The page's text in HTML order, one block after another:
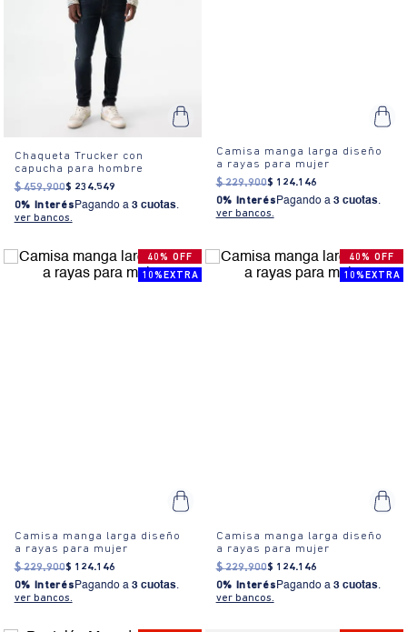
Chaqueta Trucker con
capucha para hombre
$ 459.900$ 234.549
0% Interés Pagando a 3 cuotas.
ver bancos.
Camisa manga larga diseño
a rayas para mujer
$ 229.900$ 124.146
0% Interés Pagando a 3 cuotas.
ver bancos.
40% OFF
10%EXTRA
Camisa manga larga diseño
a rayas para mujer
$ 229.900$ 124.146
0% Interés Pagando a 3 cuotas.
ver bancos.
40% OFF
10%EXTRA
Camisa manga larga diseño
a rayas para mujer
$ 229.900$ 124.146
0% Interés Pagando a 3 cuotas.
ver bancos.